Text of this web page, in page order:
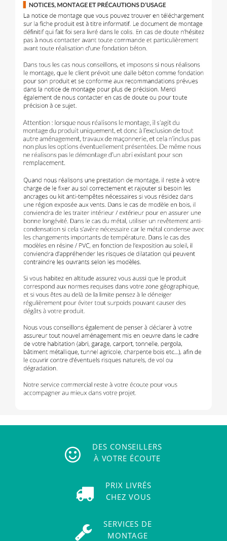
DES CONSEILLERS
À VOTRE ÉCOUTE
PRIX LIVRÉS
CHEZ VOUS
SERVICES DE
MONTAGE